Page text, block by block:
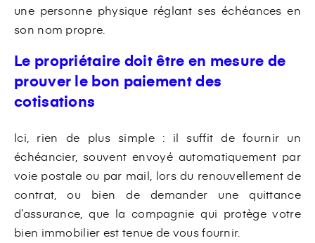
une personne physique réglant ses échéances en
son nom propre.
Le propriétaire doit être en mesure de
prouver le bon paiement des
cotisations
Ici, rien de plus simple : il suffit de fournir un
échéancier, souvent envoyé automatiquement par
voie postale ou par mail, lors du renouvellement de
contrat, ou bien de demander une quittance
d’assurance, que la compagnie qui protège votre
bien immobilier est tenue de vous fournir.